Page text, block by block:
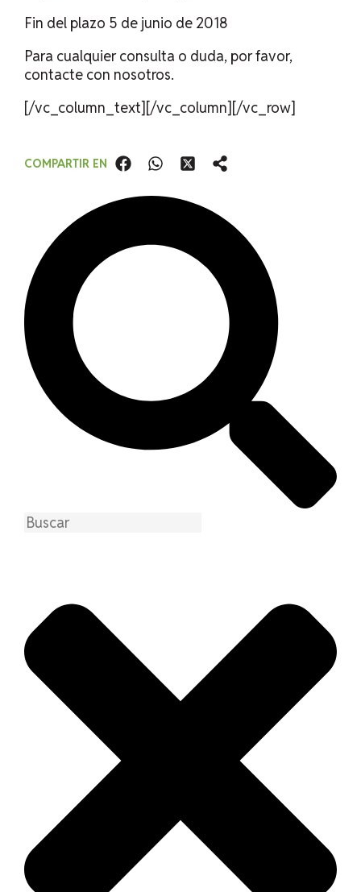
Fin del plazo 5 de junio de 2018
Para cualquier consulta o duda, por favor,
contacte con nosotros.
[/vc_column_text][/vc_column][/vc_row]
COMPARTIR EN